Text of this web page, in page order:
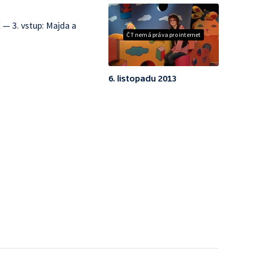
3. vstup: Majda a
ČT nemá práva pro internet
6. listopadu 2013